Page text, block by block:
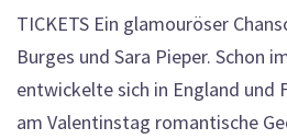
TICKETS Ein glamouröser
Burges und Sara Pieper. Schon
entwickelte sich in England und
am Valentinstag romantische